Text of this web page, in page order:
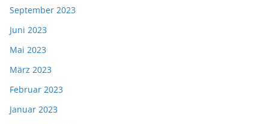
September 2023
Juni 2023
Mai 2023
März 2023
Februar 2023
Januar 2023